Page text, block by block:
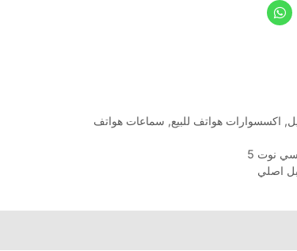
, اكسسوارات هواتف للبيع, سماعات هواتف
نوت 5
اصلي